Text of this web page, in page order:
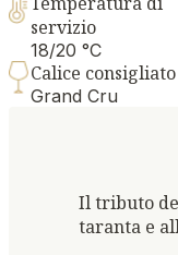
servizio
18/20 °C
Calice consigliato
Grand Cru
Il tributo
taranta e